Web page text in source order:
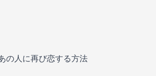
の人に再び恋する方法